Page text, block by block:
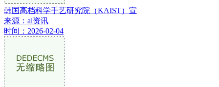
韩国高档科学手艺研究院（KAIST）宣
来源：ai资讯
时间：2026-02-04